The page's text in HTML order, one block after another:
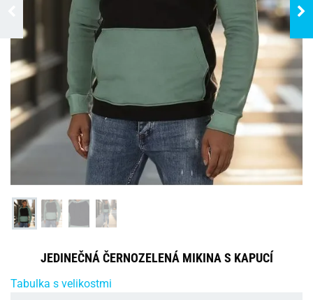
JEDINEČNÁ ČERNOZELENÁ MIKINA S KAPUCÍ
Tabulka s velikostmi